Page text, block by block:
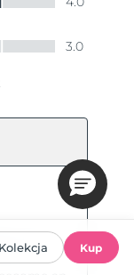
Kolekcja Kup